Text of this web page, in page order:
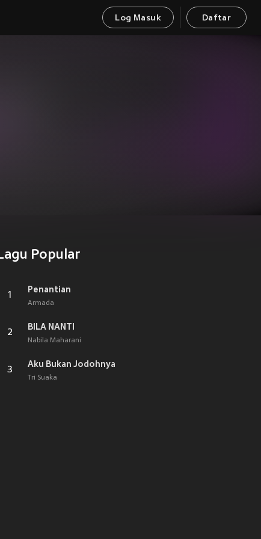
Log Masuk Daftar
Popular
1
Penantian
Armada
2
BILA NANTI
Nabila Maharani
3
Aku Bukan Jodohnya
Tri Suaka